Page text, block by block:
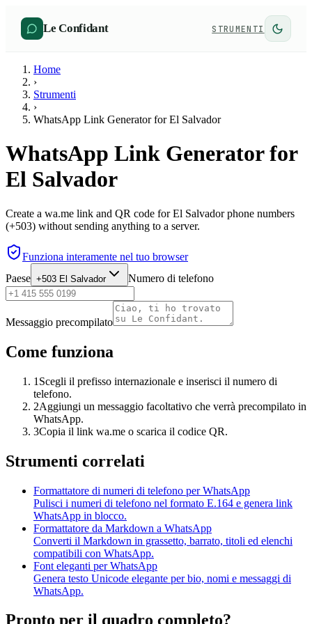
Le Confidant STRUMENTI
Home
›
Strumenti
›
WhatsApp Link Generator for El Salvador
WhatsApp Link Generator for
El Salvador
Create a wa.me link and QR code for El Salvador phone numbers
(+503) without sending anything to a server.
Funziona interamente nel tuo browser
Paese +503 El Salvador Numero di telefono
Messaggio precompilato
Come funziona
1 Scegli il prefisso internazionale e inserisci il numero di
telefono.
2Aggiungi un messaggio facoltativo che verrà precompilato in
WhatsApp.
3Copia il link wa.me o scarica il codice QR.
Strumenti correlati
Formattatore di numeri di telefono per WhatsApp
Pulisci i numeri di telefono nel formato E.164 e genera link
WhatsApp in blocco.
Formattatore da Markdown a WhatsApp
Converti il Markdown in grassetto, barrato, titoli ed elenchi
compatibili con WhatsApp.
Font eleganti per WhatsApp
Genera testo Unicode elegante per bio, nomi e messaggi di
WhatsApp.
Pronto per il quadro completo?